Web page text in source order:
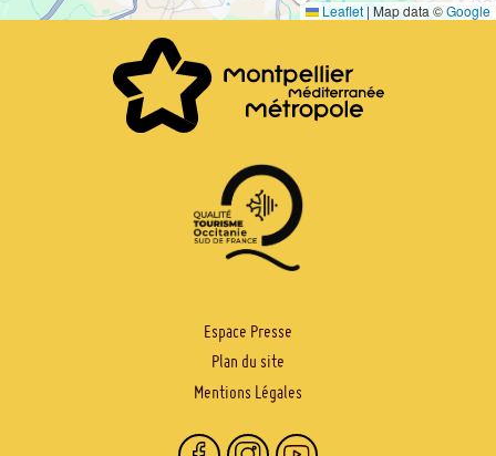
Leaflet | Map data ©Google
Espace Presse
Plan du site
Mentions Légales